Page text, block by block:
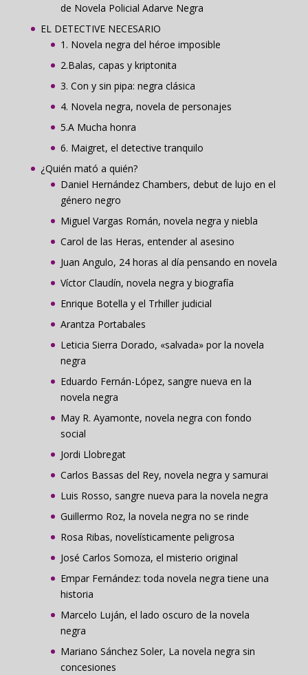
de Novela Policial Adarve Negra
EL DETECTIVE NECESARIO
1. Novela negra del héroe imposible
2.Balas, capas y kriptonita
3. Con y sin pipa: negra clásica
4. Novela negra, novela de personajes
5.A Mucha honra
6. Maigret, el detective tranquilo
¿Quién mató a quién?
Daniel Hernández Chambers, debut de lujo en el
género negro
Miguel Vargas Román, novela negra y niebla
Carol de las Heras, entender al asesino
Juan Angulo, 24 horas al día pensando en novela
Víctor Claudín, novela negra y biografía
Enrique Botella y el Trhiller judicial
Arantza Portabales
Leticia Sierra Dorado, «salvada» por la novela
negra
Eduardo Fernán-López, sangre nueva en la
novela negra
May R. Ayamonte, novela negra con fondo
social
Jordi Llobregat
Carlos Bassas del Rey, novela negra y samurai
Luis Rosso, sangre nueva para la novela negra
Guillermo Roz, la novela negra no se rinde
Rosa Ribas, novelísticamente peligrosa
José Carlos Somoza, el misterio original
Empar Fernández: toda novela negra tiene una
historia
Marcelo Luján, el lado oscuro de la novela
negra
Mariano Sánchez Soler, La novela negra sin
concesiones